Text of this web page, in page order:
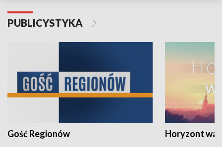
PUBLICYSTYKA
Gość Regionów Horyzont